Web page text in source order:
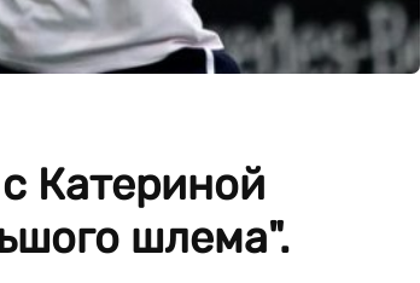
Катериной
шлема".